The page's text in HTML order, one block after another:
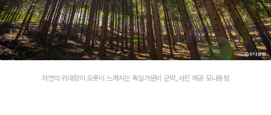
자연의 위대함이 오롯이 느껴지는 독일가문비 군락_사진 제공 모나용평